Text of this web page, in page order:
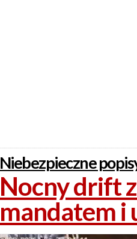
Niebezpieczne
Nocny drift
mandatem i